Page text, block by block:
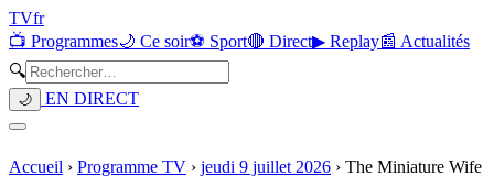
TVfr
📺 Programmes🌙 Ce soir⚽ Sport🔴 Direct▶ Replay📰 Actualités
🔍
🌙 EN DIRECT
Accueil › Programme TV › jeudi 9 juillet 2026 › The Miniature Wife